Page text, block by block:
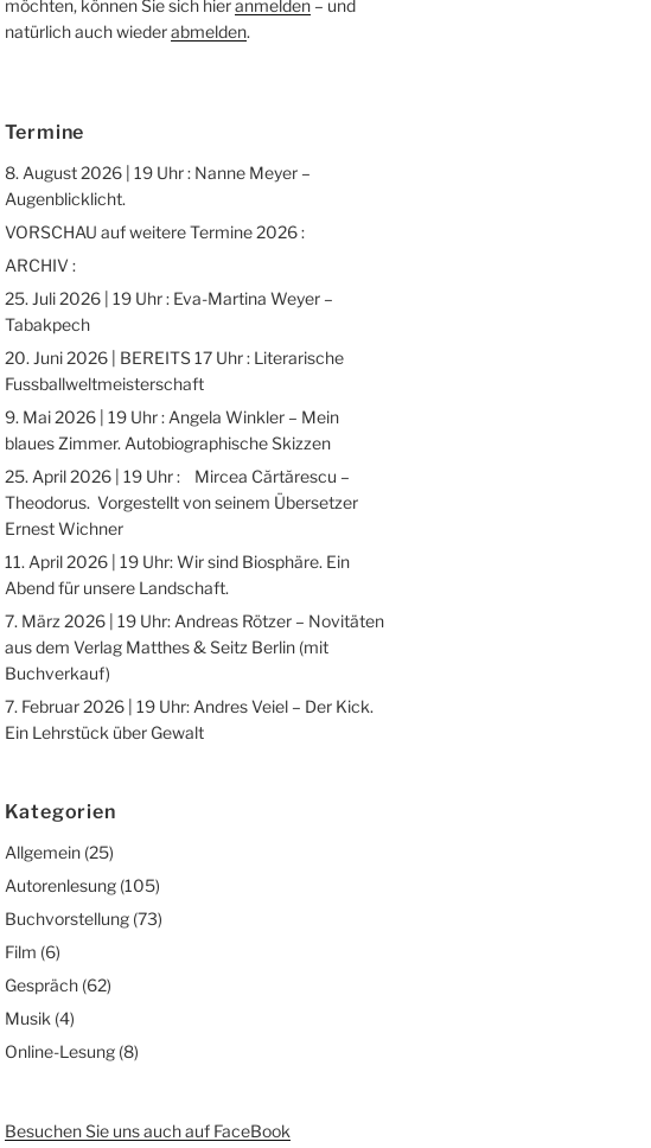
möchten, können Sie sich hieranmelden– und
natürlich auch wiederabmelden.
Termine
8. August 2026 | 19 Uhr : Nanne Meyer –
Augenblicklicht.
VORSCHAU auf weitere Termine 2026 :
ARCHIV :
25. Juli 2026 | 19 Uhr : Eva-Martina Weyer –
Tabakpech
20. Juni 2026 | BEREITS 17 Uhr : Literarische
Fussballweltmeisterschaft
9. Mai 2026 | 19 Uhr : Angela Winkler – Mein
blaues Zimmer. Autobiographische Skizzen
25. April 2026 | 19 Uhr : Mircea Cărtărescu –
Theodorus. Vorgestellt von seinem Übersetzer
Ernest Wichner
11. April 2026 | 19 Uhr: Wir sind Biosphäre. Ein
Abend für unsere Landschaft.
7. März 2026 | 19 Uhr: Andreas Rötzer – Novitäten
aus dem Verlag Matthes & Seitz Berlin (mit
Buchverkauf)
7. Februar 2026 | 19 Uhr: Andres Veiel – Der Kick.
Ein Lehrstück über Gewalt
Kategorien
Allgemein(25)
Autorenlesung(105)
Buchvorstellung(73)
Film (6)
Gespräch(62)
Musik (4)
Online-Lesung(8)
Besuchen Sie uns auch auf FaceBook